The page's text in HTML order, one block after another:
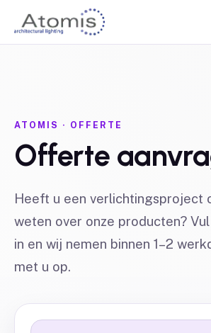
ATOMIS · OFFERTE
Offerte
Heeft u een verlichtingsproject
weten over onze producten?
in en wij nemen binnen 1–2
met u op.